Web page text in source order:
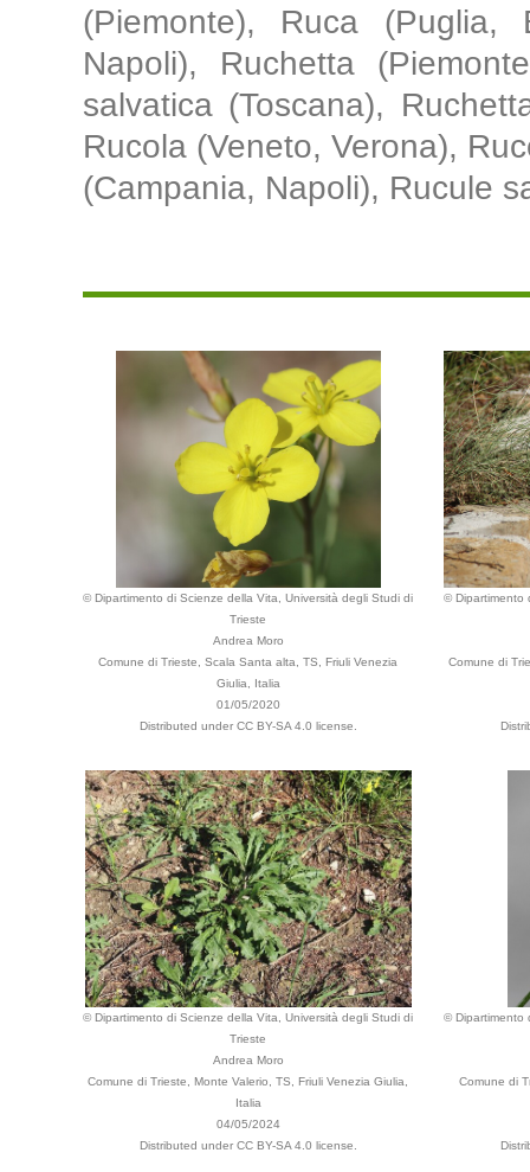
(Piemonte), Ruca (Puglia,
Napoli), Ruchetta
salvatica (Toscana),
Rucola (Veneto, Verona),
(Campania, Napoli), Rucule
© Dipartimento di Scienze della Vita, Università degli Studi di
Trieste
Andrea Moro
Comune di Trieste, Scala Santa alta, TS, Friuli Venezia
Giulia, Italia
01/05/2020
Distributed under CC BY-SA 4.0 license.
© Dipartimento
Comune di
© Dipartimento di Scienze della Vita, Università degli Studi di
Trieste
Andrea Moro
Comune di Trieste, Monte Valerio, TS, Friuli Venezia Giulia,
Italia
04/05/2024
Distributed under CC BY-SA 4.0 license.
© Dipartimento
Comune di